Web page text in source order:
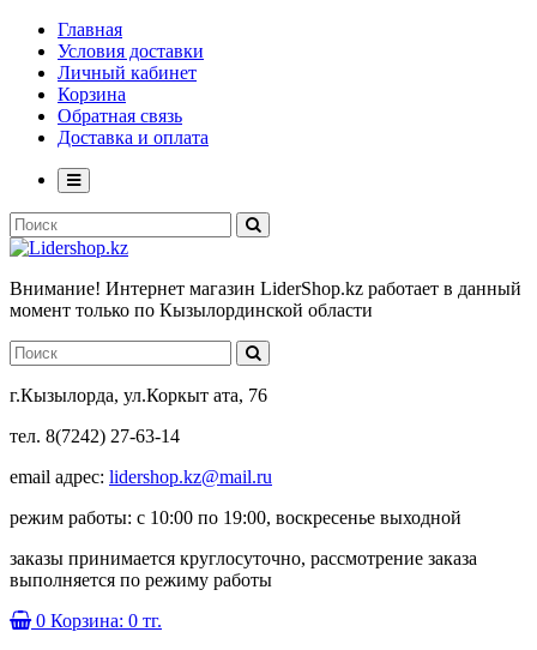
Главная
Условия доставки
Личный кабинет
Корзина
Обратная связь
Доставка и оплата
Внимание! Интернет магазин LiderShop.kz работает в данный
момент только по Кызылординской области
г.Кызылорда, ул.Коркыт ата, 76
тел. 8(7242) 27-63-14
email адрес: lidershop.kz@mail.ru
режим работы: с 10:00 по 19:00, воскресенье выходной
заказы принимается круглосуточно, рассмотрение заказа
выполняется по режиму работы
0 Корзина: 0 тг.